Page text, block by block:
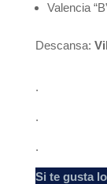
Valencia
Descansa:
.
.
.
Si te gusta